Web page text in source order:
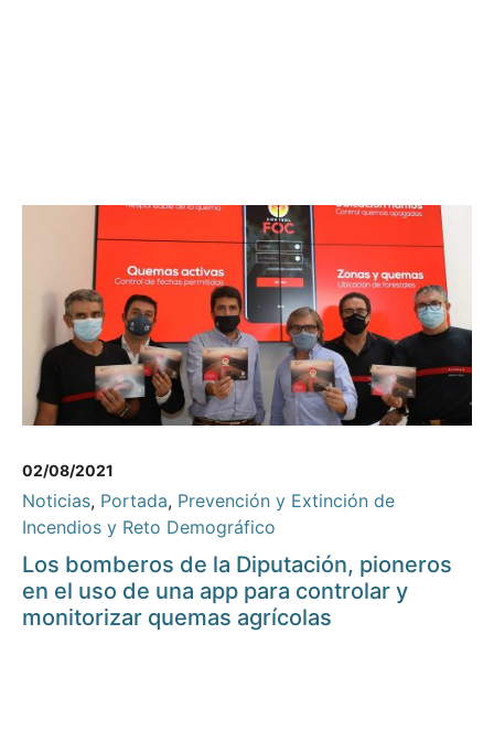
02/08/2021
Noticias, Portada, Prevención y Extinción de
Incendios y Reto Demográfico
Los bomberos de la Diputación, pioneros
en el uso de una app para controlar y
monitorizar quemas agrícolas